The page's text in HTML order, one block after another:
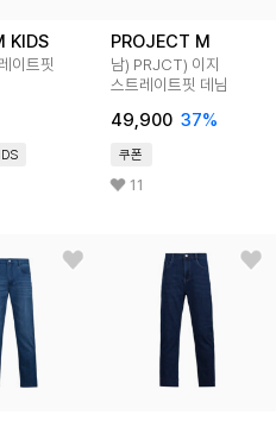
KIDS
이트핏
PROJECT M
남) PRJCT) 이지
스트레이트핏 데님
49,900 37%
쿠폰
11